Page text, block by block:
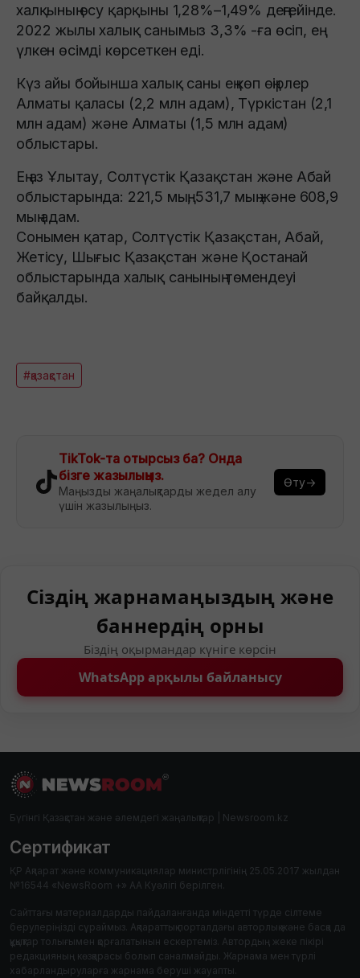
халқының өсу қарқыны 1,28%–1,49% деңгейінде.
2022 жылы халық санымыз 3,3% -ға өсіп, ең
үлкен өсімді көрсеткен еді.
Күз айы бойынша халық саны ең көп өңірлер
Алматы қаласы (2,2 млн адам), Түркістан (2,1
млн адам) және Алматы (1,5 млн адам)
облыстары.
Ең аз Ұлытау, Солтүстік Қазақстан және Абай
облыстарында: 221,5 мың, 531,7 мың және 608,9
мың адам.
Сонымен қатар, Солтүстік Қазақстан, Абай,
Жетісу, Шығыс Қазақстан және Қостанай
облыстарында халық санының төмендеуі
байқалды.
#қазақстан
TikTok-та отырсыз ба? Онда
бізге жазылыңыз.
Маңызды жаңалықтарды жедел алу
үшін жазылыңыз.
Өту→
Сіздің жарнамаңыздың және
баннердің орны
Біздің оқырмандар күніге көрсін
WhatsApp арқылы байланысу
Бүгінгі Қазақстан және әлемдегі жаңалықтар | Newsroom.kz
Сертификат
ҚР Ақпарат және коммуникациялар министрлігінің 25.05.2017 жылдан
№16544 «NewsRoom +» АА Куәлігі берілген.
Сайттағы материалдарды пайдаланғанда міндетті түрде сілтеме
берулеріңізді сұраймыз. Ақпараттық порталдағы авторлық және басқа да
құқықтар толығымен қорғалатынын ескертеміз. Автордың жеке пікірі
редакцияның көзқарасы болып саналмайды. Жарнама мен түрлі
хабарландыруларға жарнама беруші жауапты.